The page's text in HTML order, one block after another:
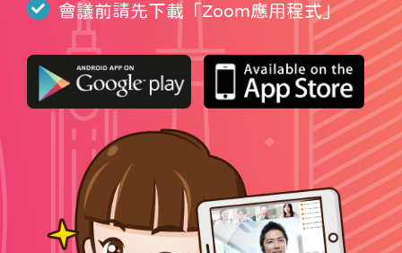
會議前請先下載「Zoom應用程式」